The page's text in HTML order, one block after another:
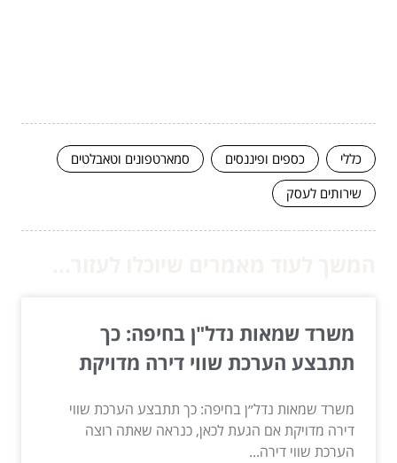
כללי כספים ופיננסים
סמארטפונים וטאבלטים
שירותים לעסק
משרד שמאות נדל"ן בחיפה: כך
תתבצע הערכת שווי דירה מדויקת
משרד שמאות נדל״ן בחיפה: כך תתבצע הערכת שווי
דירה מדויקת אם הגעת לכאן, כנראה שאתה רוצה
הערכת שווי דירה...